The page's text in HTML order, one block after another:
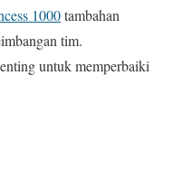
1000tambahan
tim.
untuk memperbaiki